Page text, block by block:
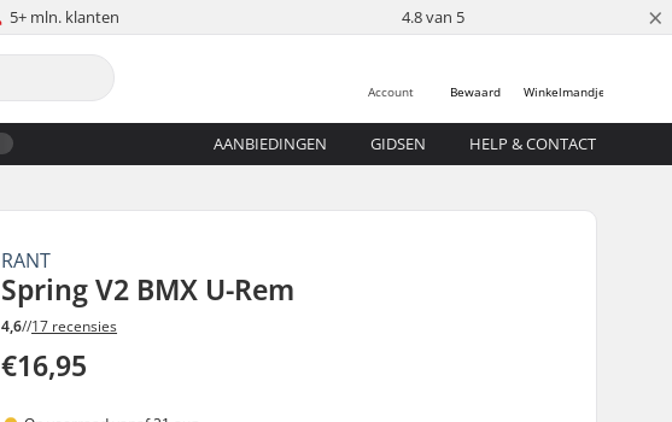
5+ mln. klanten 4.8 van 5 ×
Winkelmandje
Bewaard
Account
AANBIEDINGEN GIDSEN HELP & CONTACT
RANT
Spring V2 BMX U-Rem
4,6//17 recensies
€16,95